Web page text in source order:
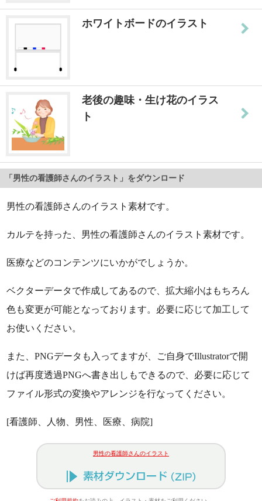
ホワイトボードのイラスト
老後の趣味・生け花のイラス
ト
「男性の看護師さんのイラスト」をダウンロード
男性の看護師さんのイラスト素材です。
カルテを持った、男性の看護師さんのイラスト素材です。
医療などのコンテンツにいかがでしょうか。
ベクターデータで作成してあるので、拡大縮小はもちろん
色も変更が可能となっております。必要に応じて加工して
お使いください。
また、PNGデータも入ってますが、ご自身でIllustratorで開
けば再度透過PNGへ書き出しもできるので、必要に応じて
ファイル形式の変換やアレンジを行なってください。
[看護師、人物、男性、医療、病院]
男性の看護師さんのイラスト